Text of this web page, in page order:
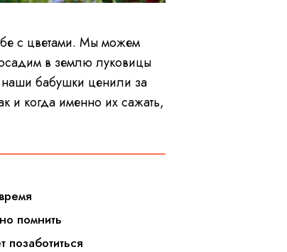
с цветами. Мы можем
в землю луковицы
наши бабушки ценили за
и когда именно их сажать,
помнить